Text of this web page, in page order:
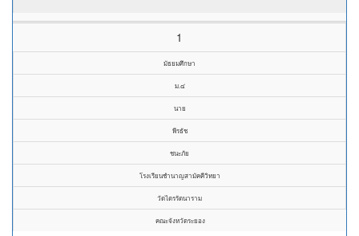
1
มัธยมศึกษา
ม.๔
นาย
พีรธัช
ชนะภัย
โรงเรียนชำนาญสามัคคีวิทยา
วัดไตรรัตนาราม
คณะจังหวัดระยอง